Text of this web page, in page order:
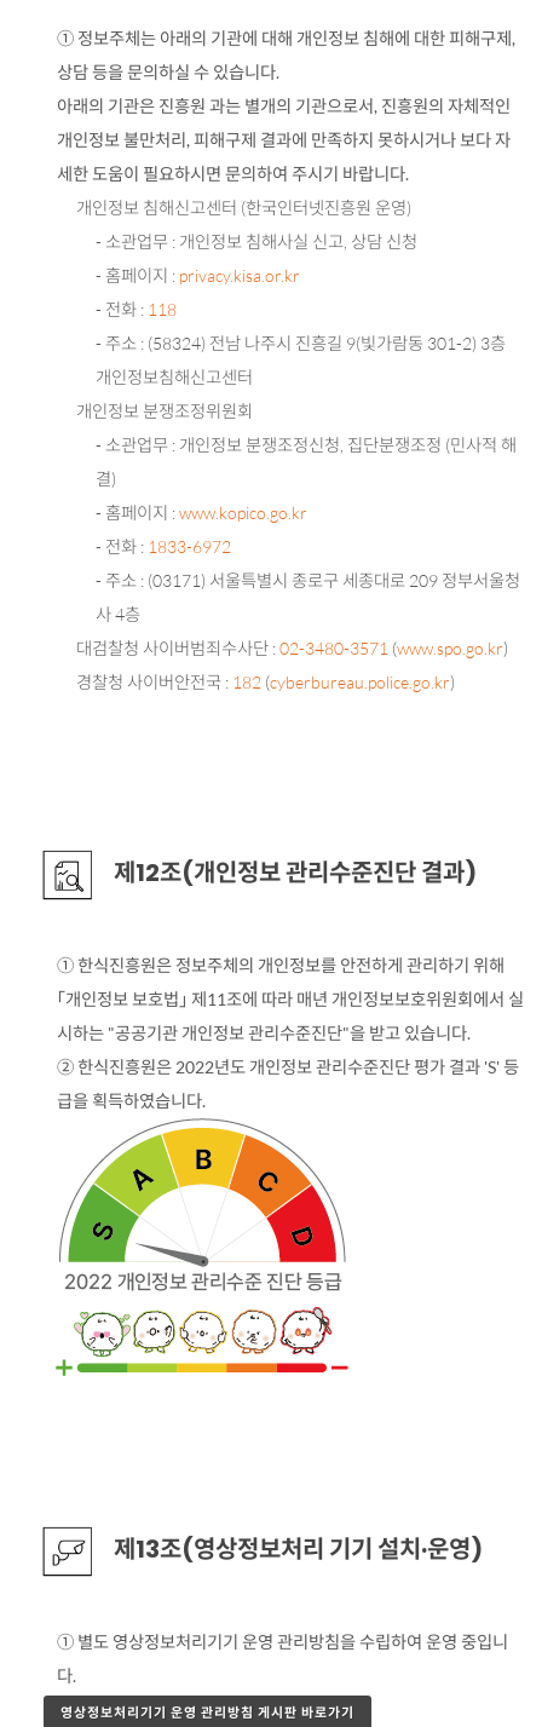
① 정보주체는 아래의 기관에 대해 개인정보 침해에 대한 피해구제,
상담 등을 문의하실 수 있습니다.
아래의 기관은 진흥원 과는 별개의 기관으로서, 진흥원의 자체적인
개인정보 불만처리, 피해구제 결과에 만족하지 못하시거나 보다 자
세한 도움이 필요하시면 문의하여 주시기 바랍니다.
개인정보 침해신고센터 (한국인터넷진흥원 운영)
- 소관업무 : 개인정보 침해사실 신고, 상담 신청
- 홈페이지 : privacy.kisa.or.kr
- 전화 : 118
- 주소 : (58324) 전남 나주시 진흥길 9(빛가람동 301-2) 3층
개인정보침해신고센터
개인정보 분쟁조정위원회
- 소관업무 : 개인정보 분쟁조정신청, 집단분쟁조정 (민사적 해
결)
- 홈페이지 :www.kopico.go.kr
- 전화 : 1833-6972
- 주소 : (03171) 서울특별시 종로구 세종대로 209 정부서울청
사 4층
대검찰청 사이버범죄수사단 :02-3480-3571 (www.spo.go.kr)
경찰청 사이버안전국 : 182 (cyberbureau.police.go.kr)
제12조(개인정보 관리수준진단 결과)
① 한식진흥원은 정보주체의 개인정보를 안전하게 관리하기 위해
「개인정보 보호법」 제11조에 따라 매년 개인정보보호위원회에서 실
시하는 "공공기관 개인정보 관리수준진단"을 받고 있습니다.
② 한식진흥원은 2022년도 개인정보 관리수준진단 평가 결과 'S' 등
급을 획득하였습니다.
제13조(영상정보처리 기기 설치·운영)
① 별도 영상정보처리기기 운영 관리방침을 수립하여 운영 중입니
다.
영상정보처리기기 운영 관리방침 게시판 바로가기